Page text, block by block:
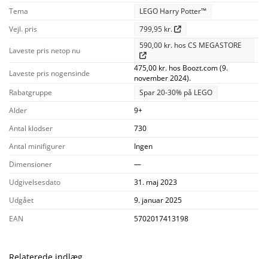
Tema
LEGO Harry Potter™
Vejl. pris
799,95 kr.
Laveste pris netop nu 590,00 kr. hos CS MEGASTORE
Laveste pris nogensinde
475,00 kr. hos Boozt.com (9.
november 2024).
Rabatgruppe
Spar 20-30% på LEGO
Alder
9+
Antal klodser
730
Antal minifigurer
Ingen
Dimensioner
—
Udgivelsesdato
31. maj 2023
Udgået
9. januar 2025
EAN
5702017413198